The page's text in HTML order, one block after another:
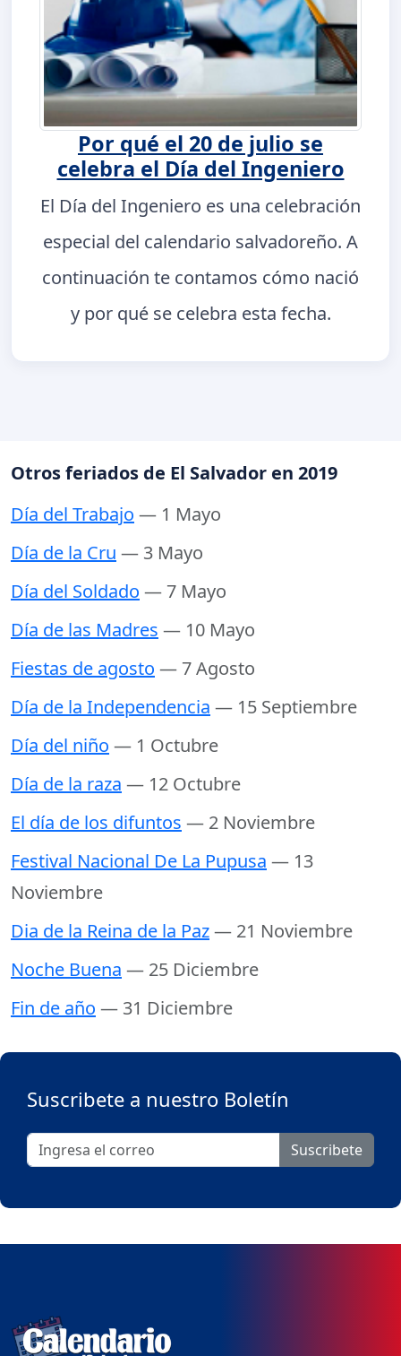
Por qué el 20 de julio se
celebra el Día del Ingeniero
El Día del Ingeniero es una celebración
especial del calendario salvadoreño. A
continuación te contamos cómo nació
y por qué se celebra esta fecha.
Otros feriados de El Salvador en 2019
Día del Trabajo — 1 Mayo
Día de la Cru — 3 Mayo
Día del Soldado — 7 Mayo
Día de las Madres — 10 Mayo
Fiestas de agosto — 7 Agosto
Día de la Independencia — 15 Septiembre
Día del niño — 1 Octubre
Día de la raza — 12 Octubre
El día de los difuntos — 2 Noviembre
Festival Nacional De La Pupusa — 13
Noviembre
Dia de la Reina de la Paz— 21 Noviembre
Noche Buena — 25 Diciembre
Fin de año — 31 Diciembre
Suscribete a nuestro Boletín
Suscribete